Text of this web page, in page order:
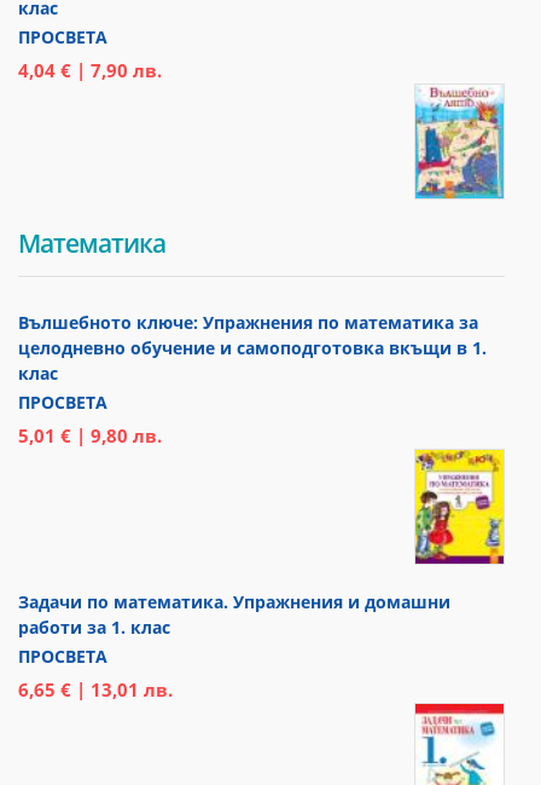
клас
ПРОСВЕТА
4,04 € | 7,90 лв.
Математика
Вълшебното ключе: Упражнения по математика за
целодневно обучение и самоподготовка вкъщи в 1.
клас
ПРОСВЕТА
5,01 € | 9,80 лв.
Задачи по математика. Упражнения и домашни
работи за 1. клас
ПРОСВЕТА
6,65 € | 13,01 лв.